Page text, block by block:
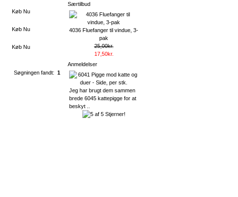
Køb Nu
Køb Nu
Køb Nu
Søgningen fandt: 1
Særtilbud
4036 Fluefanger til vindue, 3-
pak
25,00kr.
17,50kr.
Anmeldelser
Jeg har brugt dem sammen
brede 6045 kattepigge for at
beskyt ..